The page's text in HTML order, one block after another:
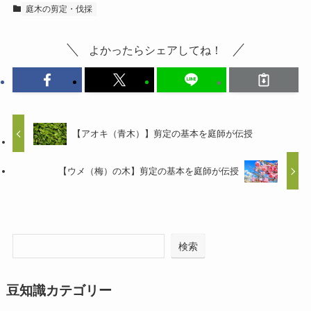
庭木の剪定・伐採
よかったらシェアしてね！
【アオキ（青木）】剪定の基本を庭師が伝授
【ウメ（梅）の木】剪定の基本を庭師が伝授
検索
豆知識カテゴリー